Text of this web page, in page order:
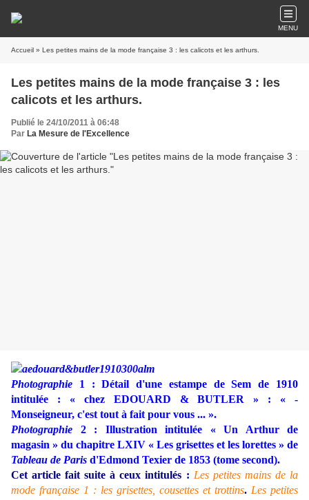
MENU
Accueil » Les petites mains de la mode française 3 : les calicots et les arthurs.
Les petites mains de la mode française 3 : les
calicots et les arthurs.
Publié le 24/10/2011 à 06:48
Par La Mesure de l'Excellence
Photographie 1 : Détail d'une estampe de Sem de 1910
intitulée : « chez EDOUARD & BUTLER » : « -
Monseigneur, c'est tout à fait pour vous ... ».
Photographie 2 : Illustration intitulée « Un Arthur de
magasin » du chapitre LXIV « Les grisettes et les lorettes » de
Tableau de Paris d'Edmond Texier de 1853 (tome second).
Cet article fait suite à ceux intitulés : Les petites mains de la
mode française 1 : les grisettes, cousettes et trottins. Les petites